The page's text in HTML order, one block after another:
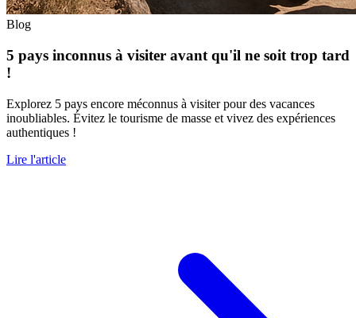
Blog
5 pays inconnus à visiter avant qu'il ne soit trop tard
!
Explorez 5 pays encore méconnus à visiter pour des vacances
inoubliables. Évitez le tourisme de masse et vivez des expériences
authentiques !
Lire l'article